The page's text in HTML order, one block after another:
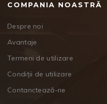
COMPANIA NOASTRĂ
Despre noi
Avantaje
Termeni de utilizare
Condiții de utilizare
Contanctează-ne